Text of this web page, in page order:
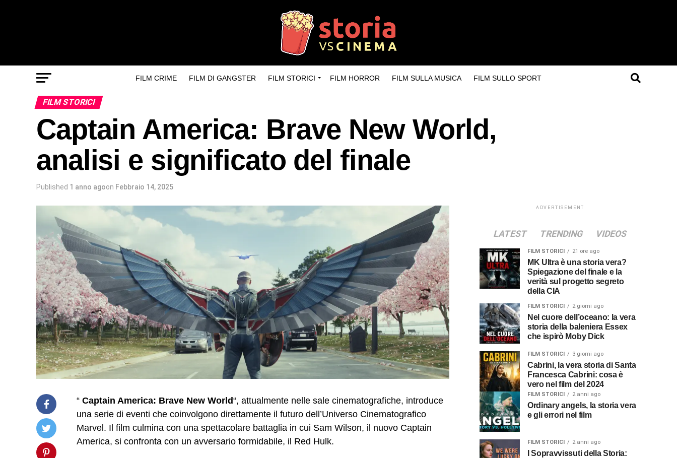
FILM CRIME FILM DI GANGSTER FILM STORICI FILM HORROR FILM SULLA MUSICA FILM SULLO SPORT
FILM STORICI
Captain America: Brave New World,
analisi e significato del finale
Published 1 anno agoon Febbraio 14, 2025
“ Captain America: Brave New World“, attualmente nelle sale cinematografiche, introduce
una serie di eventi che coinvolgono direttamente il futuro dell’Universo Cinematografico
Marvel. Il film culmina con una spettacolare battaglia in cui Sam Wilson, il nuovo Captain
America, si confronta con un avversario formidabile, il Red Hulk.
ADVERTISEMENT
LATEST TRENDING VIDEOS
FILM STORICI 21 ore ago
MK Ultra è una storia vera?
Spiegazione del finale e la
verità sul progetto segreto
della CIA
FILM STORICI 2 giorni ago
Nel cuore dell’oceano: la vera
storia della baleniera Essex
che ispirò Moby Dick
FILM STORICI 3 giorni ago
Cabrini, la vera storia di Santa
Francesca Cabrini: cosa è
vero nel film del 2024
FILM STORICI 2 anni ago
Ordinary angels, la storia vera
e gli errori nel film
FILM STORICI 2 anni ago